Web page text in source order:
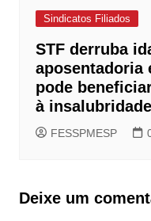
Sindicatos Filiados
STF derruba
aposentadoria
pode
à insalubridade
FESSPMESP
Deixe um